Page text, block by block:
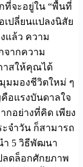
ที่จะอยู่ใน “พื้นที่
เปลี่ยนแปลงนิสัย
แล้ว ความ
จากความ
าสให้คุณได้
มมองชีวิตใหม่ ๆ
อแรงบันดาลใจ
กอย่างที่คิด เพียง
ะจำวัน ก็สามารถ
ำ 5 วิธีพัฒนา
ลดล็อกศักยภาพ